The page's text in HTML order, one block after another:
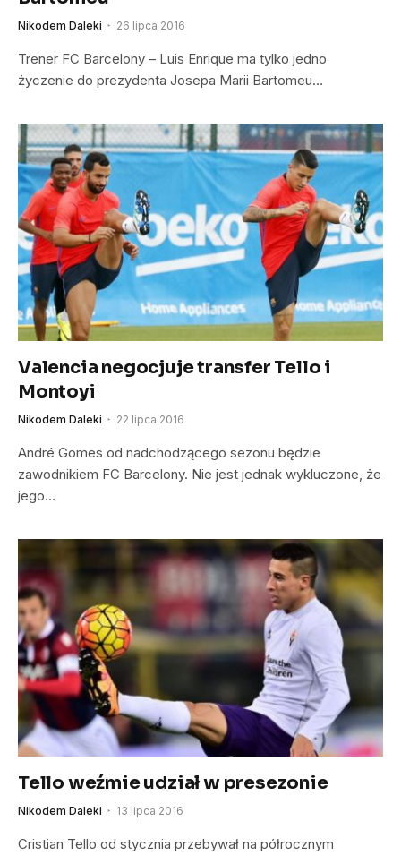
Nikodem Daleki 26 lipca 2016
Trener FC Barcelony – Luis Enrique ma tylko jedno
życzenie do prezydenta Josepa Marii Bartomeu…
Valencia negocjuje transfer Tello i
Montoyi
Nikodem Daleki 22 lipca 2016
André Gomes od nadchodzącego sezonu będzie
zawodnikiem FC Barcelony. Nie jest jednak wykluczone, że
jego…
Tello weźmie udział w presezonie
Nikodem Daleki 13 lipca 2016
Cristian Tello od stycznia przebywał na półrocznym